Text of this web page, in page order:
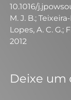
10.1016/
M. J. B.;
Lopes, A. C. G.;
2012
Deixe um